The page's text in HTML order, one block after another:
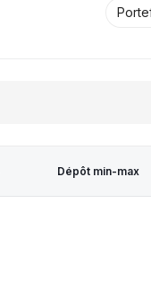
Dépôt min-max